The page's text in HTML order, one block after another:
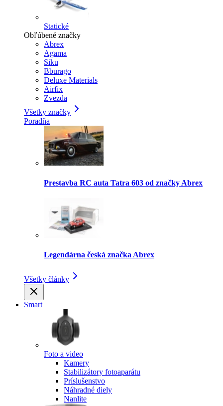
Statické
Obľúbené značky
Abrex
Agama
Siku
Bburago
Deluxe Materials
Airfix
Zvezda
Všetky značky
Poradňa
Prestavba RC auta Tatra 603 od značky Abrex
Legendárna česká značka Abrex
Všetky články
Smart
Foto a video
Kamery
Stabilizátory fotoaparátu
Príslušenstvo
Náhradné diely
Nanlite